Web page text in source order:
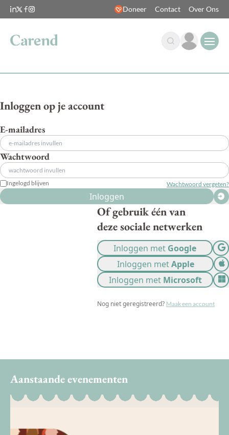
Doneer Contact Over Ons
Inloggen op je account
E-mailadres
Wachtwoord
Ingelogd blijven Wachtwoord vergeten?
Inloggen
Of gebruik één van
deze sociale netwerken
Inloggen met Google
Inloggen metApple
Inloggen met Microsoft
Nog niet geregistreerd? Maak een account
Aanstaande evenementen